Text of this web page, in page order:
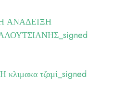
ΑΝΑΔΕΙΞΗ
τζαμί_signed